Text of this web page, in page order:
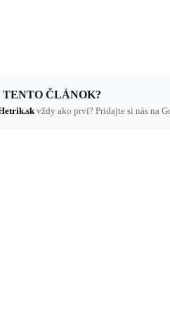
ČLÁNOK?
vždy ako prví? Pridajte si nás na